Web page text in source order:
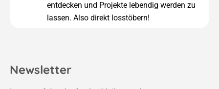
entdecken und Projekte lebendig werden zu
lassen. Also direkt losstöbern!
Newsletter